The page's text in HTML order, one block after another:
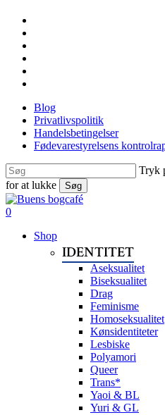
Skip
main
content
Blog
Privatlivspolitik
Handelsbetingelser
Fødevarestyrelsens
Tryk
for at lukke
Søg
Close
Search
search
0
Shop
IDENTITET
Aseksualitet
Biseksualitet
Drag
Feminisme
Homoseksualitet
Kønsidentiteter
Lesbiske
Polyamori
Queer
Trans*
Yaoi & BL
Yuri & GL